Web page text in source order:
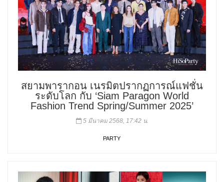
สยามพารากอน เนรมิตปรากฏการณ์แฟชั่น
ระดับโลก กับ ‘Siam Paragon World
Fashion Trend Spring/Summer 2025’
5 มีนาคม 2568, 17:42 น.
PARTY